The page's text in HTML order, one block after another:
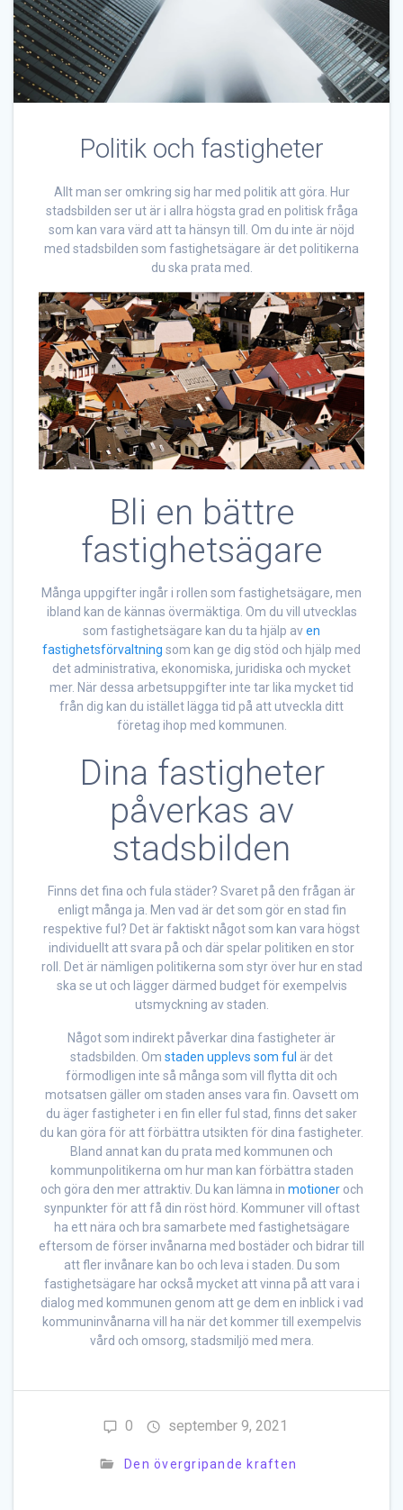
Politik och fastigheter
Allt man ser omkring sig har med politik att göra. Hur
stadsbilden ser ut är i allra högsta grad en politisk fråga
som kan vara värd att ta hänsyn till. Om du inte är nöjd
med stadsbilden som fastighetsägare är det politikerna
du ska prata med.
Bli en bättre
fastighetsägare
Många uppgifter ingår i rollen som fastighetsägare, men
ibland kan de kännas övermäktiga. Om du vill utvecklas
som fastighetsägare kan du ta hjälp aven
fastighetsförvaltning som kan ge dig stöd och hjälp med
det administrativa, ekonomiska, juridiska och mycket
mer. När dessa arbetsuppgifter inte tar lika mycket tid
från dig kan du istället lägga tid på att utveckla ditt
företag ihop med kommunen.
Dina fastigheter
påverkas av
stadsbilden
Finns det fina och fula städer? Svaret på den frågan är
enligt många ja. Men vad är det som gör en stad fin
respektive ful? Det är faktiskt något som kan vara högst
individuellt att svara på och där spelar politiken en stor
roll. Det är nämligen politikerna som styr över hur en stad
ska se ut och lägger därmed budget för exempelvis
utsmyckning av staden.
Något som indirekt påverkar dina fastigheter är
stadsbilden. Om staden upplevs som ful är det
förmodligen inte så många som vill flytta dit och
motsatsen gäller om staden anses vara fin. Oavsett om
du äger fastigheter i en fin eller ful stad, finns det saker
du kan göra för att förbättra utsikten för dina fastigheter.
Bland annat kan du prata med kommunen och
kommunpolitikerna om hur man kan förbättra staden
och göra den mer attraktiv. Du kan lämna in motioneroch
synpunkter för att få din röst hörd. Kommuner vill oftast
ha ett nära och bra samarbete med fastighetsägare
eftersom de förser invånarna med bostäder och bidrar till
att fler invånare kan bo och leva i staden. Du som
fastighetsägare har också mycket att vinna på att vara i
dialog med kommunen genom att ge dem en inblick i vad
kommuninvånarna vill ha när det kommer till exempelvis
vård och omsorg, stadsmiljö med mera.
0 september 9, 2021
Den övergripande kraften